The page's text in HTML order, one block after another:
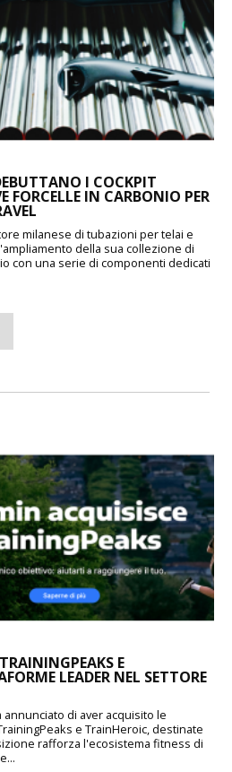
I COCKPIT
FORCELLE IN CARBONIO PER
milanese di tubazioni per telai e
della sua collezione di
con una serie di componenti dedicati
E
LEADER NEL SETTORE
annunciato di aver acquisito le
e TrainHeroic, destinate
rafforza l'ecosistema fitness di